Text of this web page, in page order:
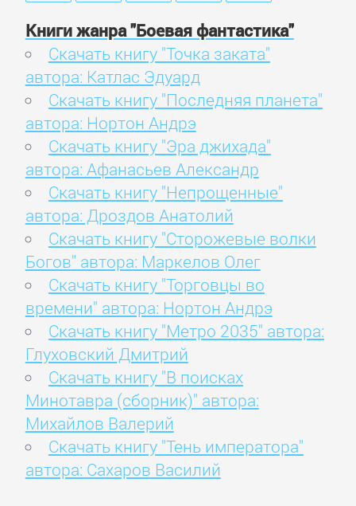
Книги жанра "Боевая фантастика"
Скачать книгу "Точка заката"
автора: Катлас Эдуард
Скачать книгу "Последняя планета"
автора: Нортон Андрэ
Скачать книгу "Эра джихада"
автора: Афанасьев Александр
Скачать книгу "Непрощенные"
автора: Дроздов Анатолий
Скачать книгу "Сторожевые волки
Богов" автора: Маркелов Олег
Скачать книгу "Торговцы во
времени" автора: Нортон Андрэ
Скачать книгу "Метро 2035" автора:
Глуховский Дмитрий
Скачать книгу "В поисках
Минотавра (сборник)" автора:
Михайлов Валерий
Скачать книгу "Тень императора"
автора: Сахаров Василий